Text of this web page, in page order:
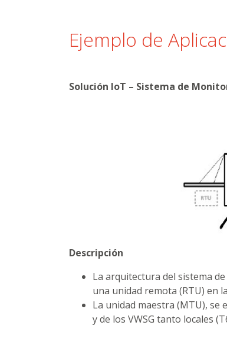
Ejemplo de
Solución IoT – Sistema de
Descripción
La arquitectura del sistema
una unidad remota (RTU) en
La unidad maestra (MTU),
y de los VWSG tanto locales